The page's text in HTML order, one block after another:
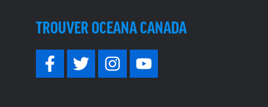
TROUVER OCEANA CANADA